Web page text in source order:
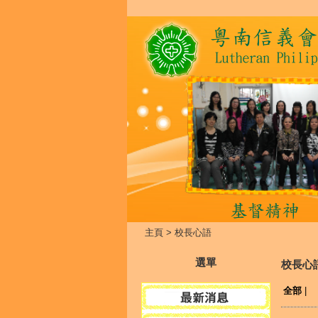
主頁> 校長心語
選單 校長心
全部|